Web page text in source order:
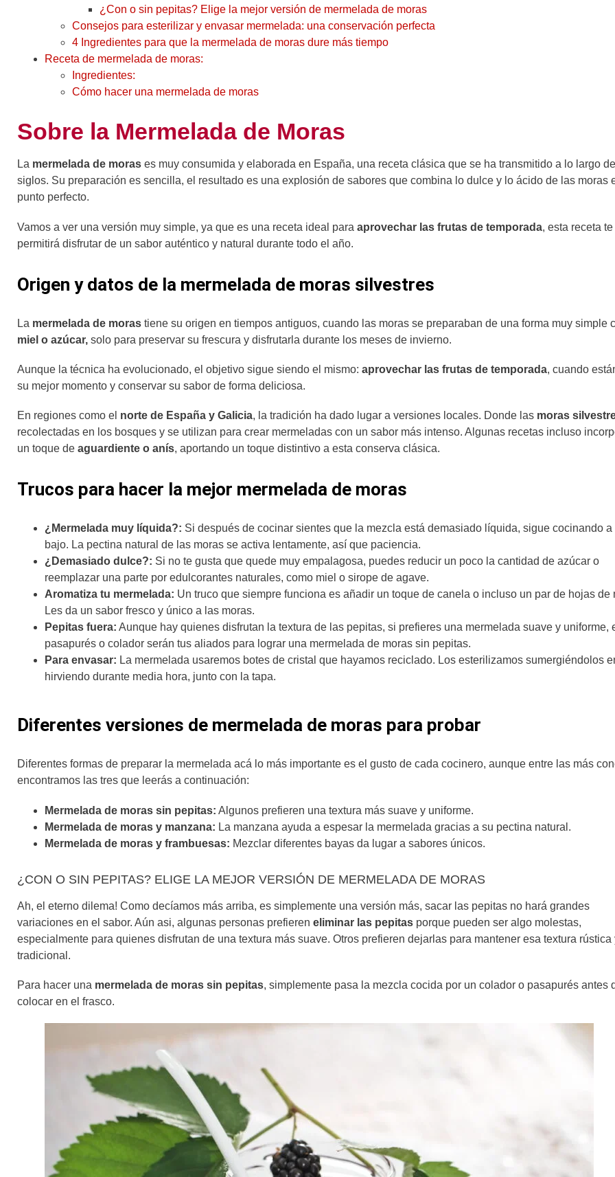
¿Con o sin pepitas? Elige la mejor versión de mermelada de moras
Consejos para esterilizar y envasar mermelada: una conservación perfecta
4 Ingredientes para que la mermelada de moras dure más tiempo
Receta de mermelada de moras:
Ingredientes:
Cómo hacer una mermelada de moras
Sobre la Mermelada de Moras
La mermelada de moras es muy consumida y elaborada en España, una receta clásica que se ha transmitido a lo largo
siglos. Su preparación es sencilla, el resultado es una explosión de sabores que combina lo dulce y lo ácido de las moras
punto perfecto.
Vamos a ver una versión muy simple, ya que es una receta ideal para aprovechar las frutas de temporada, esta receta te
permitirá disfrutar de un sabor auténtico y natural durante todo el año.
Origen y datos de la mermelada de moras silvestres
La mermelada de moras tiene su origen en tiempos antiguos, cuando las moras se preparaban de una forma muy simple
miel o azúcar, solo para preservar su frescura y disfrutarla durante los meses de invierno.
Aunque la técnica ha evolucionado, el objetivo sigue siendo el mismo: aprovechar las frutas de temporada, cuando
su mejor momento y conservar su sabor de forma deliciosa.
En regiones como el norte de España y Galicia, la tradición ha dado lugar a versiones locales. Donde las moras
recolectadas en los bosques y se utilizan para crear mermeladas con un sabor más intenso. Algunas recetas incluso
un toque de aguardiente o anís, aportando un toque distintivo a esta conserva clásica.
Trucos para hacer la mejor mermelada de moras
¿Mermelada muy líquida?: Si después de cocinar sientes que la mezcla está demasiado líquida, sigue cocinando a
bajo. La pectina natural de las moras se activa lentamente, así que paciencia.
¿Demasiado dulce?: Si no te gusta que quede muy empalagosa, puedes reducir un poco la cantidad de azúcar o
reemplazar una parte por edulcorantes naturales, como miel o sirope de agave.
Aromatiza tu mermelada: Un truco que siempre funciona es añadir un toque de canela o incluso un par de hojas de
Les da un sabor fresco y único a las moras.
Pepitas fuera: Aunque hay quienes disfrutan la textura de las pepitas, si prefieres una mermelada suave y uniforme,
pasapurés o colador serán tus aliados para lograr una mermelada de moras sin pepitas.
Para envasar: La mermelada usaremos botes de cristal que hayamos reciclado. Los esterilizamos sumergiéndolos
hirviendo durante media hora, junto con la tapa.
Diferentes versiones de mermelada de moras para probar
Diferentes formas de preparar la mermelada acá lo más importante es el gusto de cada cocinero, aunque entre las más
encontramos las tres que leerás a continuación:
Mermelada de moras sin pepitas: Algunos prefieren una textura más suave y uniforme.
Mermelada de moras y manzana: La manzana ayuda a espesar la mermelada gracias a su pectina natural.
Mermelada de moras y frambuesas: Mezclar diferentes bayas da lugar a sabores únicos.
¿CON O SIN PEPITAS? ELIGE LA MEJOR VERSIÓN DE MERMELADA DE MORAS
Ah, el eterno dilema! Como decíamos más arriba, es simplemente una versión más, sacar las pepitas no hará grandes
variaciones en el sabor. Aún asi, algunas personas prefieren eliminar las pepitas porque pueden ser algo molestas,
especialmente para quienes disfrutan de una textura más suave. Otros prefieren dejarlas para mantener esa textura rústica
tradicional.
Para hacer una mermelada de moras sin pepitas, simplemente pasa la mezcla cocida por un colador o pasapurés antes
colocar en el frasco.